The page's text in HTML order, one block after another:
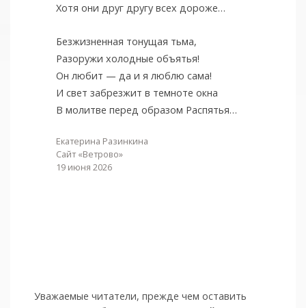
Хотя они друг другу всех дороже…
Безжизненная тонущая тьма,
Разоружи холодные объятья!
Он любит — да и я люблю сама!
И свет забрезжит в темноте окна
В молитве перед образом Распятья…
Екатерина Разинкина
Сайт «Ветрово»
19 июня 2026
Уважаемые читатели, прежде чем оставить